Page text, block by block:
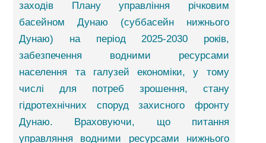
заходів Плану управління річковим
басейном Дунаю (суббасейн нижнього
Дунаю) на період 2025-2030 років,
забезпечення водними ресурсами
населення та галузей економіки, у тому
числі для потреб зрошення, стану
гідротехнічних споруд захисного фронту
Дунаю. Враховуючи, що питання
управляння водними ресурсами нижнього